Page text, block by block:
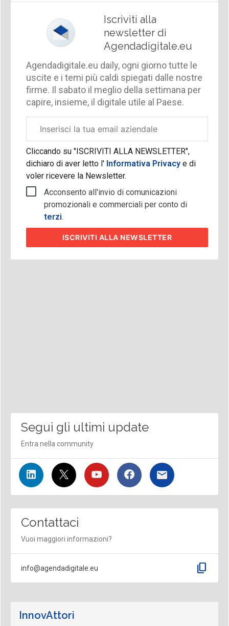
Iscriviti alla
newsletter di
Agendadigitale.eu
Agendadigitale.eu daily, ogni giorno tutte le
uscite e i temi più caldi spiegati dalle nostre
firme. Il sabato il meglio della settimana per
capire, insieme, il digitale utile al Paese.
aziendale
Cliccando su "ISCRIVITI ALLA NEWSLETTER",
dichiaro di aver letto l'Informativa Privacy e di
voler ricevere la Newsletter.
Acconsento all'invio di comunicazioni
promozionali e commerciali per conto di
terzi.
ISCRIVITI ALLA NEWSLETTER
Segui gli ultimi update
Entra nella community
Contattaci
Vuoi maggiori informazioni?
info@agendadigitale.eu content_copy
InnovAttori